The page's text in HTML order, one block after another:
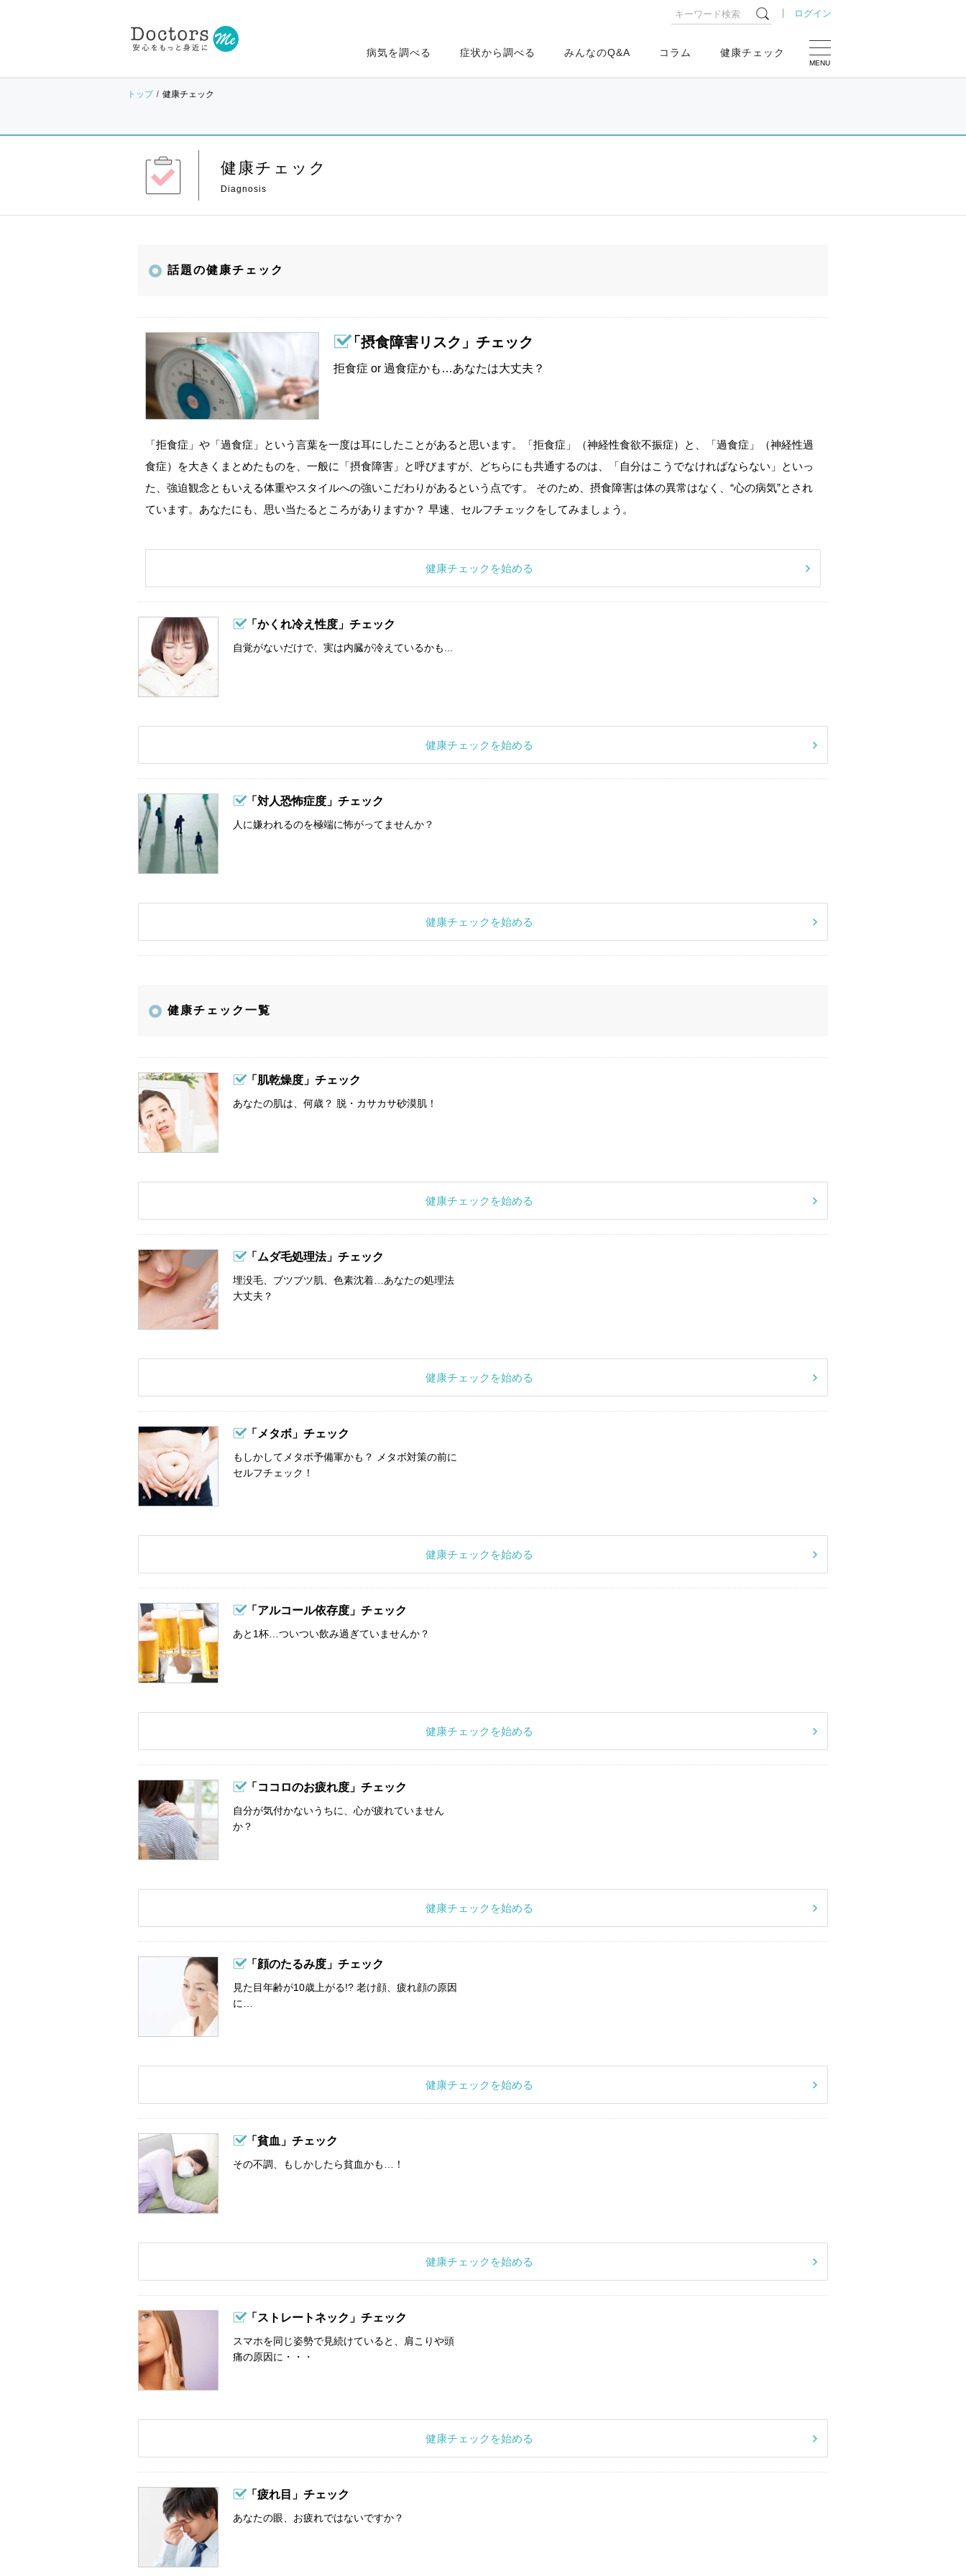
ログイン
MENU
病気を調べる 症状から調べる みんなのQ&A コラム 健康チェック
トップ 健康チェック
健康チェック
話題の健康チェック
「摂食障害リスク」チェック
拒食症 or 過食症かも…あなたは大丈夫？
「拒食症」や「過食症」という言葉を一度は耳にしたことがあると思います。「拒食症」（神経性食欲不振症）と、「過食症」（神経性過
食症）を大きくまとめたものを、一般に「摂食障害」と呼びますが、どちらにも共通するのは、「自分はこうでなければならない」といっ
た、強迫観念ともいえる体重やスタイルへの強いこだわりがあるという点です。 そのため、摂食障害は体の異常はなく、“心の病気”とされ
ています。あなたにも、思い当たるところがありますか？ 早速、セルフチェックをしてみましょう。
健康チェックを始める
「かくれ冷え性度」チェック
自覚がないだけで、実は内臓が冷えているかも...
健康チェックを始める
「対人恐怖症度」チェック
人に嫌われるのを極端に怖がってませんか？
健康チェックを始める
健康チェック一覧
「肌乾燥度」チェック
あなたの肌は、何歳？ 脱・カサカサ砂漠肌！
健康チェックを始める
「ムダ毛処理法」チェック
埋没毛、ブツブツ肌、色素沈着…あなたの処理法
大丈夫？
健康チェックを始める
「メタボ」チェック
もしかしてメタボ予備軍かも？ メタボ対策の前に
セルフチェック！
健康チェックを始める
「アルコール依存度」チェック
あと1杯…ついつい飲み過ぎていませんか？
健康チェックを始める
「ココロのお疲れ度」チェック
自分が気付かないうちに、心が疲れていません
か？
健康チェックを始める
「顔のたるみ度」チェック
見た目年齢が10歳上がる!? 老け顔、疲れ顔の原因
に…
健康チェックを始める
「貧血」チェック
その不調、もしかしたら貧血かも…！
健康チェックを始める
「ストレートネック」チェック
スマホを同じ姿勢で見続けていると、肩こりや頭
痛の原因に・・・
健康チェックを始める
「疲れ目」チェック
あなたの眼、お疲れではないですか？